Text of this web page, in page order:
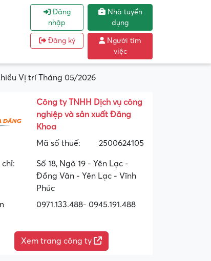
Đăng
nhập
Đăng ký
Nhà tuyển
dụng
Người tìm
việc
Vị trí Tháng 05/2026
Công ty TNHH Dịch vụ công
nghiệp và sản xuất Đăng
Khoa
Mã số thuế:
2500624105
Số 18, Ngõ 19 - Yên Lạc -
Đồng Văn - Yên Lạc - Vĩnh
Phúc
0971.133.488- 0945.191.488
Xem trang công ty